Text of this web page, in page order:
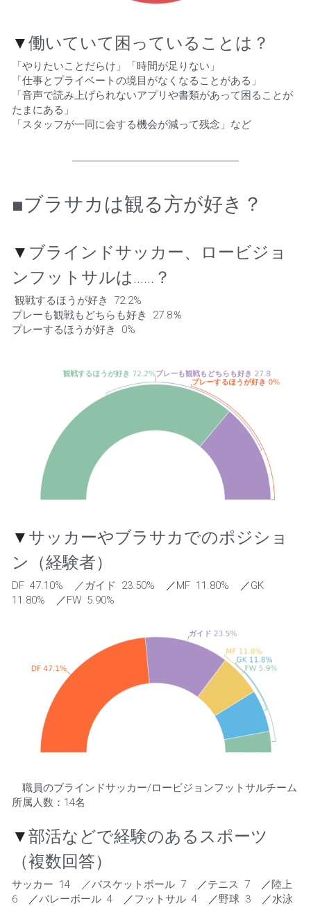
▼
「やりたいことだらけ」「時間が足りない」
「仕事とプライベートの境目がなくなることがある」
「音声で読み上げられないアプリや書類があって困ることが
たまにある」
「スタッフが一同に会する機会が減って残念」など
■ブラサカは観る方が好き？
▼ ブラインドサッカー、ロービジョ
ンフットサルは……？
観戦するほうが好き  72.2%
プレーも観戦もどちらも好き  27.8％
プレーするほうが好き  0%
▼ サッカーやブラサカでのポジショ
ン（経験者）
DF  47.10%    ／ガイド  23.50% ／MF  11.80% ／GK
11.80%
／FW  5.90%
職員のブラインドサッカー/ロービジョンフットサルチーム
所属人数：14名
▼部活などで経験のあるスポーツ
（複数回答）
サッカー  14    ／バスケットボール  7 ／テニス  7 ／陸上
6
／バレーボール  4 ／フットサル  4 ／野球  3 ／水泳